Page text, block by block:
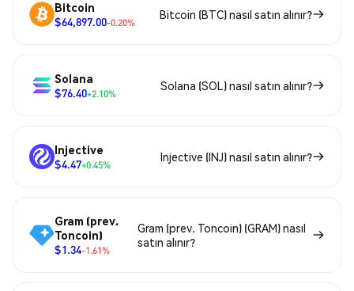
Bitcoin
$64,897.00-0.20%
Bitcoin (BTC) nasıl satın alınır?
Solana
$76.40+2.10%
Solana (SOL) nasıl satın alınır?
Injective
$4.47+0.45%
Injective (INJ) nasıl satın alınır?
Gram (prev.
Toncoin)
$1.34-1.61%
Gram (prev. Toncoin) (GRAM) nasıl
satın alınır?